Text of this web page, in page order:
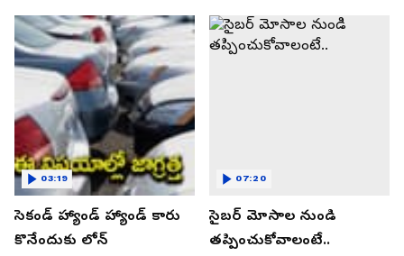
సెకండ్ హ్యాండ్ హ్యాండ్ కారు
కొనేందుకు లోన్
03:19
సైబర్ మోసాల నుండి
తప్పించుకోవాలంటే..
07:20